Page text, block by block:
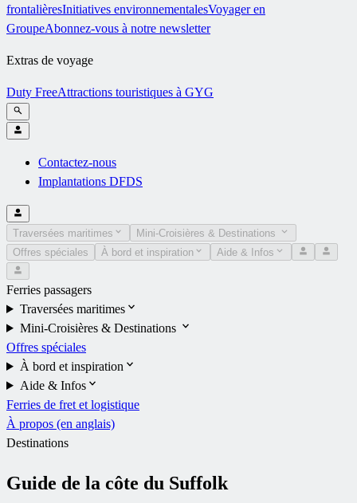
frontalièresInitiatives environnementalesVoyager en
GroupeAbonnez-vous à notre newsletter
Extras de voyage
Duty FreeAttractions touristiques à GYG
Contactez-nous
Implantations DFDS
Traversées maritimes
Mini-Croisières & Destinations
Offres spéciales
À bord et inspiration Aide & Infos
Ferries passagers
Traversées maritimes
Mini-Croisières & Destinations
Offres spéciales
À bord et inspiration
Aide & Infos
Ferries de fret et logistique
À propos (en anglais)
Destinations
Guide de la côte du Suffolk